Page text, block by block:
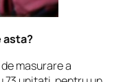
asta?
masurare a